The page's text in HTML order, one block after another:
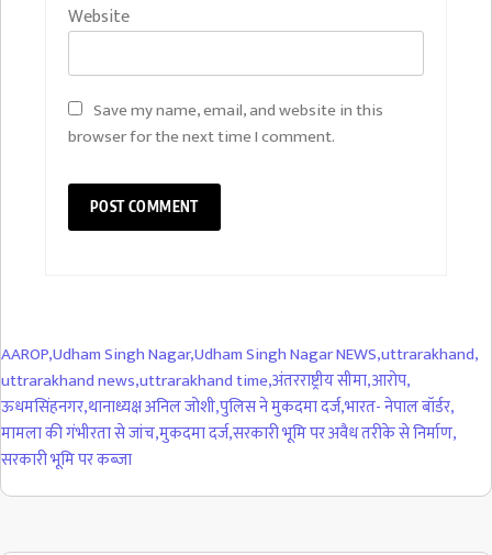
Website
Save my name, email, and website in this
browser for the next time I comment.
AAROP,Udham Singh Nagar,Udham Singh Nagar NEWS,uttrarakhand,
uttrarakhand news,uttrarakhand time,अंतरराष्ट्रीय सीमा,आरोप,
ऊधमसिंहनगर,थानाध्यक्ष अनिल जोशी,पुलिस ने मुकदमा दर्ज,भारत- नेपाल बॉर्डर,
मामला की गंभीरता से जांच,मुकदमा दर्ज,सरकारी भूमि पर अवैध तरीके से निर्माण,
सरकारी भूमि पर कब्जा